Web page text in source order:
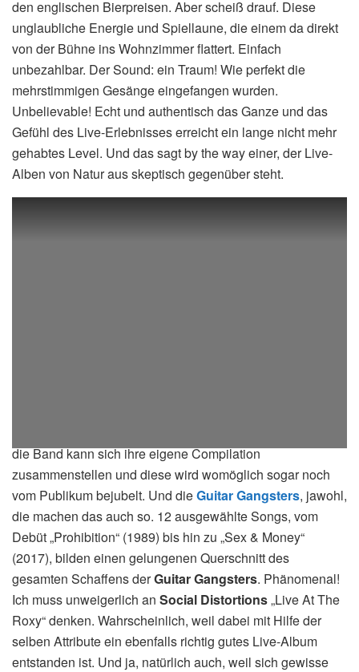
den englischen Bierpreisen. Aber scheiß drauf. Diese
unglaubliche Energie und Spiellaune, die einem da direkt
von der Bühne ins Wohnzimmer flattert. Einfach
unbezahlbar. Der Sound: ein Traum! Wie perfekt die
mehrstimmigen Gesänge eingefangen wurden.
Unbelievable! Echt und authentisch das Ganze und das
Gefühl des Live-Erlebnisses erreicht ein lange nicht mehr
gehabtes Level. Und das sagt by the way einer, der Live-
Alben von Natur aus skeptisch gegenüber steht.
die Band kann sich ihre eigene Compilation
zusammenstellen und diese wird womöglich sogar noch
vom Publikum bejubelt. Und dieGuitar Gangsters, jawohl,
die machen das auch so. 12 ausgewählte Songs, vom
Debüt „Prohibition“ (1989) bis hin zu „Sex & Money“
(2017), bilden einen gelungenen Querschnitt des
gesamten Schaffens derGuitar Gangsters. Phänomenal!
Ich muss unweigerlich an Social Distortions„Live At The
Roxy“ denken. Wahrscheinlich, weil dabei mit Hilfe der
selben Attribute ein ebenfalls richtig gutes Live-Album
entstanden ist. Und ja, natürlich auch, weil sich gewisse